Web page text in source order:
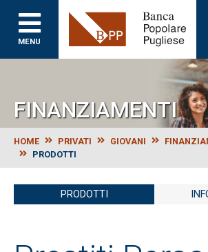
MENU
FINANZIAMENTI
HOME PRIVATI GIOVANI
PRODOTTI
PRODOTTI